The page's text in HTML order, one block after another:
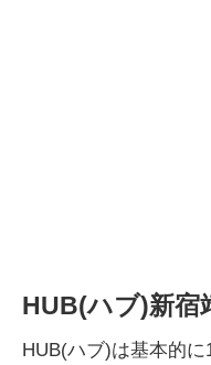
HUB(ハブ)新宿
HUB(ハブ)は基本的